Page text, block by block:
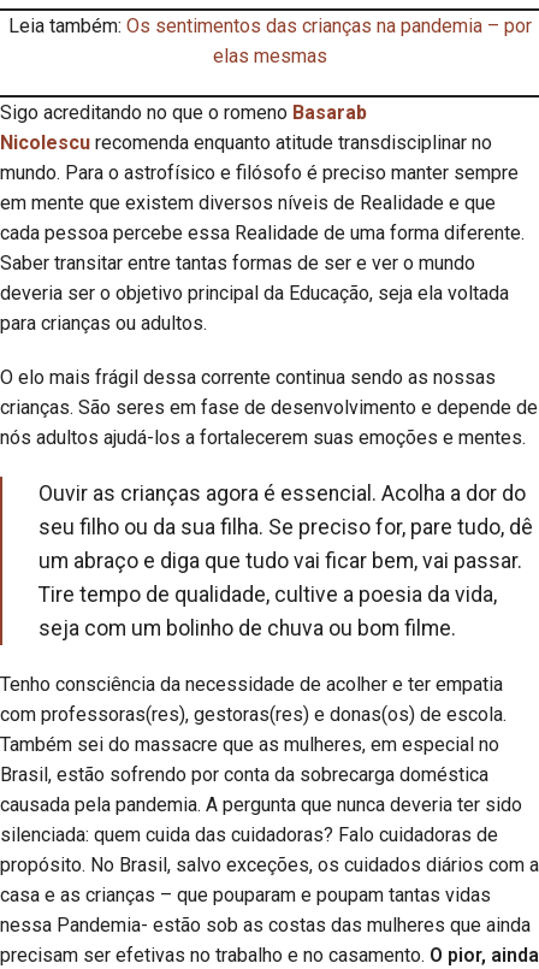
Leia também: Os sentimentos das crianças na pandemia – por
elas mesmas
Sigo acreditando no que o romeno Basarab
Nicolescu recomenda enquanto atitude transdisciplinar no
mundo. Para o astrofísico e filósofo é preciso manter sempre
em mente que existem diversos níveis de Realidade e que
cada pessoa percebe essa Realidade de uma forma diferente.
Saber transitar entre tantas formas de ser e ver o mundo
deveria ser o objetivo principal da Educação, seja ela voltada
para crianças ou adultos.
O elo mais frágil dessa corrente continua sendo as nossas
crianças. São seres em fase de desenvolvimento e depende de
nós adultos ajudá-los a fortalecerem suas emoções e mentes.
Ouvir as crianças agora é essencial. Acolha a dor do
seu filho ou da sua filha. Se preciso for, pare tudo, dê
um abraço e diga que tudo vai ficar bem, vai passar.
Tire tempo de qualidade, cultive a poesia da vida,
seja com um bolinho de chuva ou bom filme.
Tenho consciência da necessidade de acolher e ter empatia
com professoras(res), gestoras(res) e donas(os) de escola.
Também sei do massacre que as mulheres, em especial no
Brasil, estão sofrendo por conta da sobrecarga doméstica
causada pela pandemia. A pergunta que nunca deveria ter sido
silenciada: quem cuida das cuidadoras? Falo cuidadoras de
propósito. No Brasil, salvo exceções, os cuidados diários com a
casa e as crianças – que pouparam e poupam tantas vidas
nessa Pandemia- estão sob as costas das mulheres que ainda
precisam ser efetivas no trabalho e no casamento. O pior, ainda